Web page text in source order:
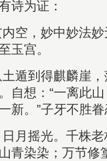
诗为证：
空，妙中妙法
玉宫。
遁到得麒麟崖
自想：“一离此
新。”子牙不胜
月摇光。千株
青染染；万节修